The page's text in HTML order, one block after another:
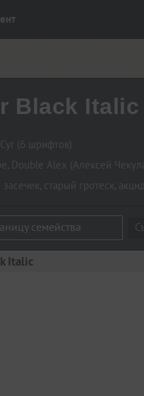
Black Italic
(6 шрифтов)
, Double Alex (Алексей
засечек, старый гротеск,
семейства
Italic